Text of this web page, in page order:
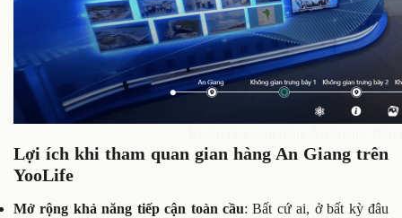
Lợi ích khi tham quan gian hàng An Giang trên
YooLife
Mở rộng khả năng tiếp cận toàn cầu: Bất cứ ai, ở bất kỳ đâu